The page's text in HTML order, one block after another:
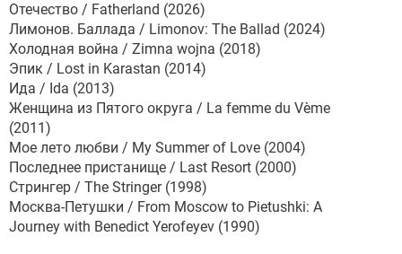
Отечество / Fatherland (2026)
Лимонов. Баллада / Limonov: The Ballad (2024)
Холодная война / Zimna wojna (2018)
Эпик / Lost in Karastan (2014)
Ида / Ida (2013)
Женщина из Пятого округа / La femme du Vème
(2011)
Мое лето любви / My Summer of Love (2004)
Последнее пристанище / Last Resort (2000)
Стрингер / The Stringer (1998)
Москва-Петушки / From Moscow to Pietushki: A
Journey with Benedict Yerofeyev (1990)